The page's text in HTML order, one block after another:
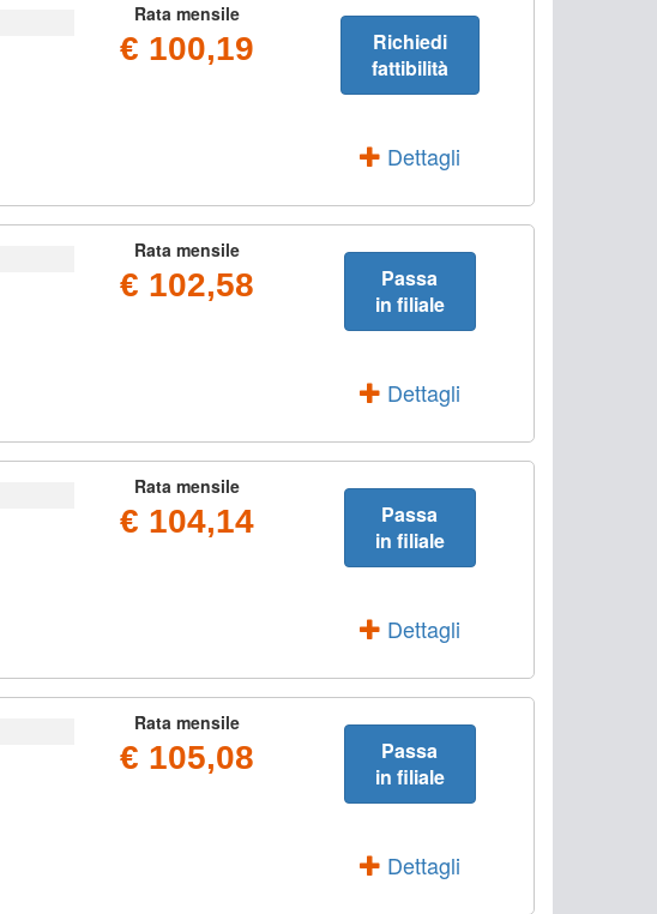
Rata mensile
€ 100,19
Richiedi
fattibilità
Dettagli
Rata mensile
€ 102,58
Passa
in filiale
Dettagli
Rata mensile
€ 104,14
Passa
in filiale
Dettagli
Rata mensile
€ 105,08
Passa
in filiale
Dettagli